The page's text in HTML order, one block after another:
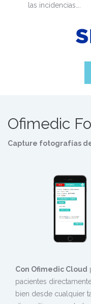
las incidencias….
Ofimedic
Capture fotografías
Con Ofimedic Cloud
pacientes
bien desde cualquier